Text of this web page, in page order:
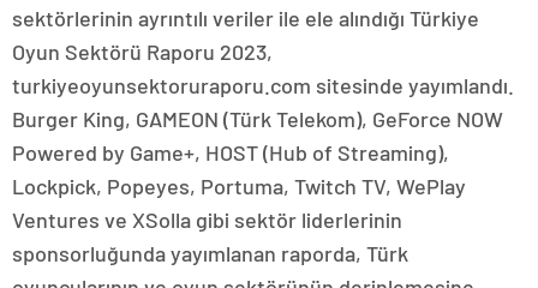
sektörlerinin ayrıntılı veriler ile ele alındığı Türkiye
Oyun Sektörü Raporu 2023,
turkiyeoyunsektoruraporu.com sitesinde yayımlandı.
Burger King, GAMEON (Türk Telekom), GeForce NOW
Powered by Game+, HOST (Hub of Streaming),
Lockpick, Popeyes, Portuma, Twitch TV, WePlay
Ventures ve XSolla gibi sektör liderlerinin
sponsorluğunda yayımlanan raporda, Türk